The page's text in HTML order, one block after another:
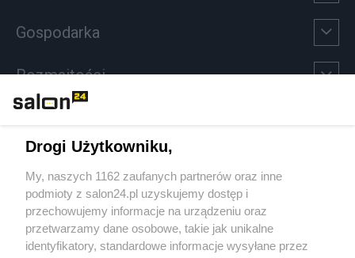
Gospodarka
Rozmaitości
Sport
Społeczeństwo
Kultura
Drogi Użytkowniku,
My, naszych 1162 zaufanych partnerów oraz inne
podmioty z salon24.pl uzyskujemy dostęp i
przechowujemy informacje na urządzeniu oraz
przetwarzamy dane osobowe, takie jak unikalne
identyfikatory, standardowe informacje wysyłane przez